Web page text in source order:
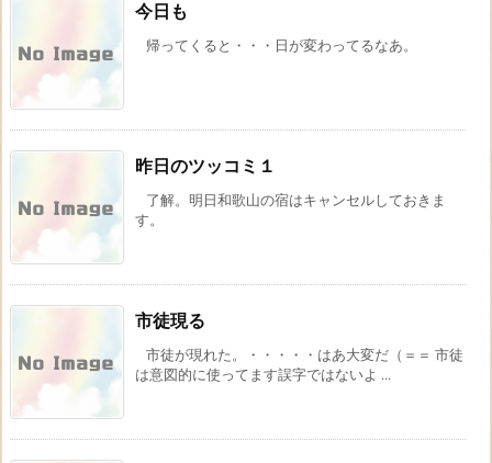
今日も
帰ってくると・・・日が変わってるなあ。
昨日のツッコミ１
了解。明日和歌山の宿はキャンセルしておきま
す。
市徒現る
市徒が現れた。・・・・・はあ大変だ（＝＝ 市徒
は意図的に使ってます誤字ではないよ ...